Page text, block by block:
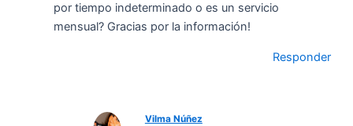
por tiempo indeterminado o es un servicio
mensual? Gracias por la información!
Responder
Vilma Núñez